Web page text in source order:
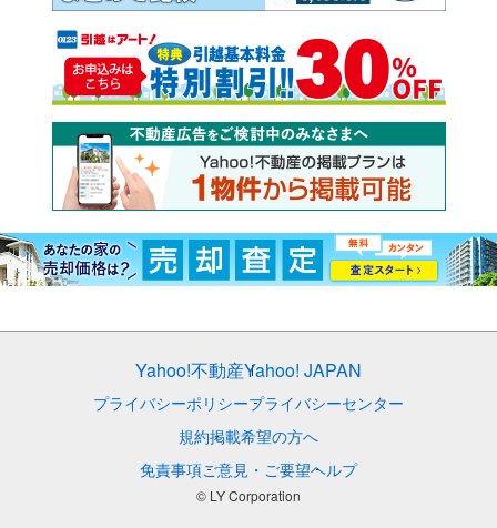
Yahoo!不動産Yahoo! JAPAN
プライバシーポリシープライバシーセンター
規約掲載希望の方へ
免責事項ご意見・ご要望ヘルプ
© LY Corporation